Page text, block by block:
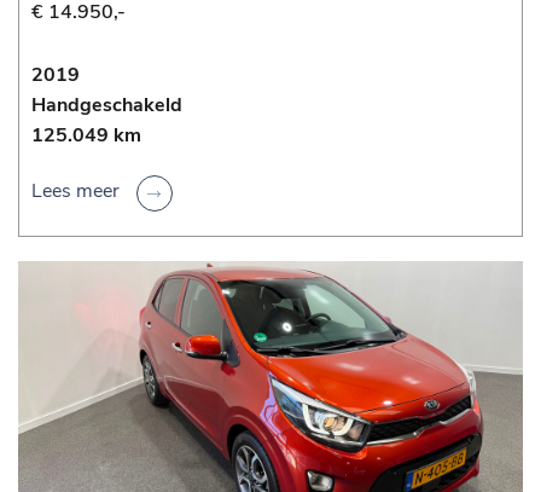
€ 14.950,-
2019
Handgeschakeld
125.049 km
Lees meer